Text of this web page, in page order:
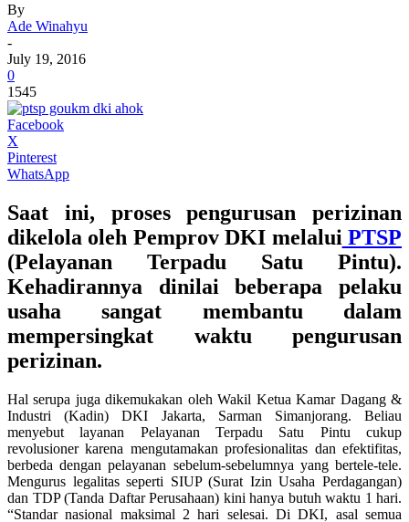
By
Ade Winahyu
-
July 19, 2016
0
1545
Facebook
X
Pinterest
WhatsApp
Saat ini, proses pengurusan perizinan
dikelola oleh Pemprov DKI melalui PTSP
(Pelayanan Terpadu Satu Pintu).
Kehadirannya dinilai beberapa pelaku
usaha sangat membantu dalam
mempersingkat waktu pengurusan
perizinan.
Hal serupa juga dikemukakan oleh Wakil Ketua Kamar Dagang &
Industri (Kadin) DKI Jakarta, Sarman Simanjorang. Beliau
menyebut layanan Pelayanan Terpadu Satu Pintu cukup
revolusioner karena mengutamakan profesionalitas dan efektifitas,
berbeda dengan pelayanan sebelum-sebelumnya yang bertele-tele.
Mengurus legalitas seperti SIUP (Surat Izin Usaha Perdagangan)
dan TDP (Tanda Daftar Perusahaan) kini hanya butuh waktu 1 hari.
“Standar nasional maksimal 2 hari selesai. Di DKI, asal semua